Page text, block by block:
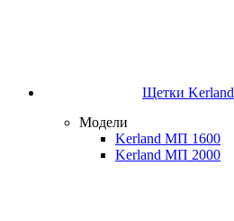
Щетки Kerland
Модели
Kerland МП 1600
Kerland МП 2000